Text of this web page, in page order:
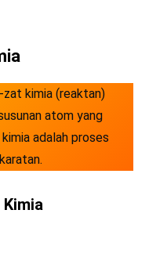
zat kimia (reaktan)
atom yang
adalah proses